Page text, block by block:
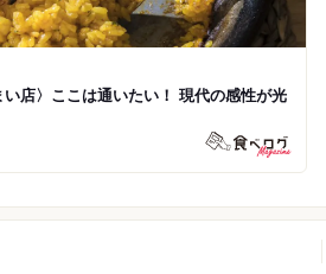
い店〉ここは通いたい！ 現代の感性が光